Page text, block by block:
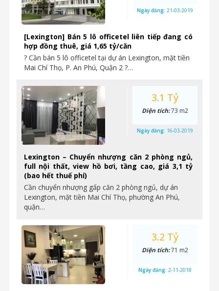
[Lexington] Bán 5 lô officetel liên tiếp đang có
hợp đồng thuê, giá 1,65 tỷ/căn
? Cần bán 5 lô officetel tại dự án Lexington, mặt tiền
Mai Chí Thọ, P. An Phú, Quận 2 ?…
Ngày đăng: 21-03-2019
Lexington – Chuyển nhượng căn 2 phòng ngủ,
full nội thất, view hồ bơi, tầng cao, giá 3,1 tỷ
(bao hết thuế phí)
Cần chuyển nhượng gấp căn 2 phòng ngủ, dự án
Lexington, mặt tiền Mai Chí Thọ, phường An Phú,
quận…
3.1 Tỷ
Diện tích:73 m2
Ngày đăng: 16-03-2019
3.2 Tỷ
Diện tích:71 m2
Ngày đăng: 2-11-2018